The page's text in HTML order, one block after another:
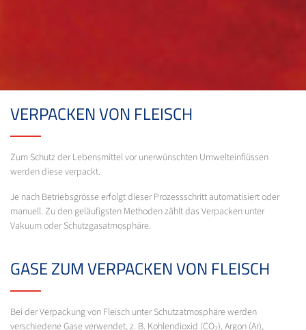
VERPACKEN VON FLEISCH
Zum Schutz der Lebensmittel vor unerwünschten Umwelteinflüssen
werden diese verpackt.
Je nach Betriebsgrösse erfolgt dieser Prozessschritt automatisiert oder
manuell. Zu den geläufigsten Methoden zählt das Verpacken unter
Vakuum oder Schutzgasatmosphäre.
GASE ZUM VERPACKEN VON FLEISCH
Bei der Verpackung von Fleisch unter Schutzatmosphäre werden
verschiedene Gase verwendet, z. B. Kohlendioxid (CO ), Argon (Ar),